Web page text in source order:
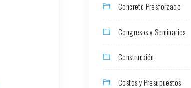
Concreto Presforzado
Congresos y Seminarios
Construcción
Costos y Presupuestos